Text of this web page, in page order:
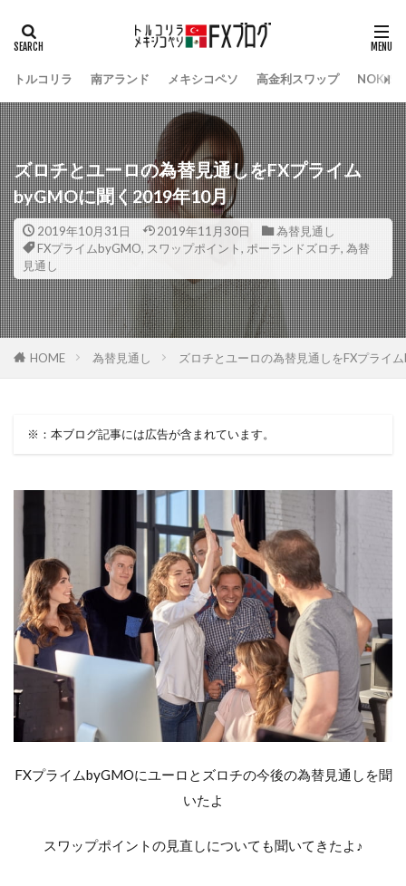
トルコリラ 南アランド メキシコペソ 高金利スワップ NOK/
ズロチとユーロの為替見通しをFXプライム
byGMOに聞く2019年10月
2019年10月31日 2019年11月30日
為替見通し
FXプライムbyGMO, スワップポイント, ポーランドズロチ, 為替
見通し
HOME 為替見通し ズロチとユーロの為替見通しをFXプライ
※：本ブログ記事には広告が含まれています。
FXプライムbyGMOにユーロとズロチの今後の為替見通しを聞
いたよ
スワップポイントの見直しについても聞いてきたよ♪